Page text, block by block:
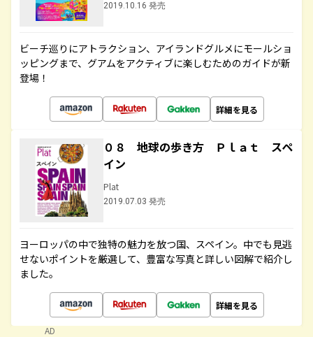
2019.10.16 発売
ビーチ巡りにアトラクション、アイランドグルメにモールショ
ッピングまで、グアムをアクティブに楽しむためのガイドが新
登場！
詳細を見る
０８ 地球の歩き方 Ｐｌａｔ スペ
イン
Plat
2019.07.03 発売
ヨーロッパの中で独特の魅力を放つ国、スペイン。中でも見逃
せないポイントを厳選して、豊富な写真と詳しい図解で紹介し
ました。
詳細を見る
AD